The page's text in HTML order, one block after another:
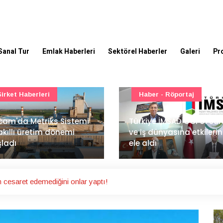
Tur Emlak Haberleri Sektörel Haberler Galeri
İMSAD COP31 süreci
dünyasına etkilerini
- Röportaj
TOKİ'den 51 şehirde 540
gayrimenkul
TOKİ - Emlak Konut GYO
cesaret edemediğini onlar yaptı!